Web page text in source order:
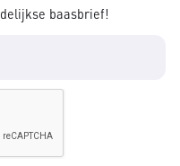
baasbrief!